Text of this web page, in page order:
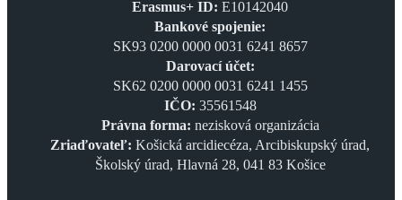
Erasmus+ ID: E10142040
Bankové spojenie:
SK93 0200 0000 0031 6241 8657
Darovací účet:
SK62 0200 0000 0031 6241 1455
IČO: 35561548
Právna forma: nezisková organizácia
Zriaďovateľ: Košická arcidiecéza, Arcibiskupský úrad,
Školský úrad, Hlavná 28, 041 83 Košice